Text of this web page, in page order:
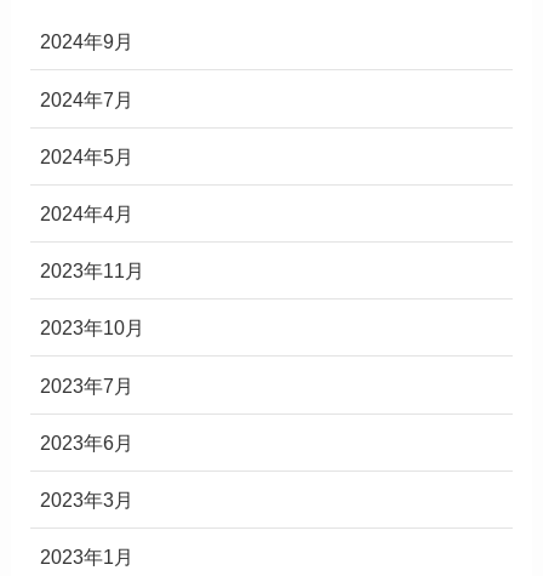
2024年9月
2024年7月
2024年5月
2024年4月
2023年11月
2023年10月
2023年7月
2023年6月
2023年3月
2023年1月